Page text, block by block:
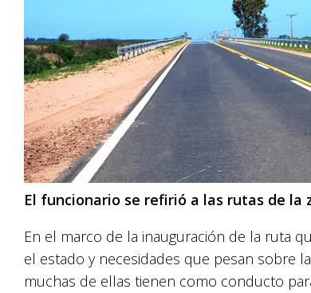
El funcionario se refirió a las rutas de la
En el marco de la inauguración de la ruta
el estado y necesidades que pesan sobre
muchas de ellas tienen como conducto